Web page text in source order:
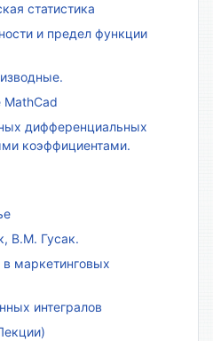
статистика
и предел функции
MathCad
дифференциальных
коэффициентами.
В.М. Гусак.
в маркетинговых
интегралов